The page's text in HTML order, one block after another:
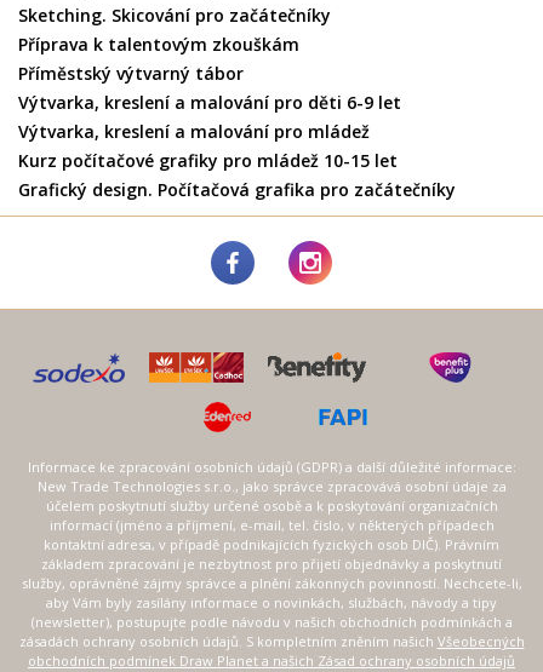
Sketching. Skicování pro začátečníky
Příprava k talentovým zkouškám
Příměstský výtvarný tábor
Výtvarka, kreslení a malování pro děti 6-9 let
Výtvarka, kreslení a malování pro mládež
Kurz počítačové grafiky pro mládež 10-15 let
Grafický design. Počítačová grafika pro začátečníky
Informace ke zpracování osobních údajů (GDPR) a další důležité informace:
New Trade Technologies s.r.o., jako správce zpracovává osobní údaje za
účelem poskytnutí služby určené osobě a k poskytování organizačních
informací (jméno a příjmení, e-mail, tel. číslo, v některých případech
kontaktní adresa, v případě podnikajících fyzických osob DIČ). Právním
základem zpracování je nezbytnost pro přijetí objednávky a poskytnutí
služby, oprávněné zájmy správce a plnění zákonných povinností. Nechcete-li,
aby Vám byly zasílány informace o novinkách, službách, návody a tipy
(newsletter), postupujte podle návodu v našich obchodních podmínkách a
zásadách ochrany osobních údajů. S kompletním zněním našich Všeobecných
obchodních podmínek Draw Planet a našich Zásad ochrany osobních údajů